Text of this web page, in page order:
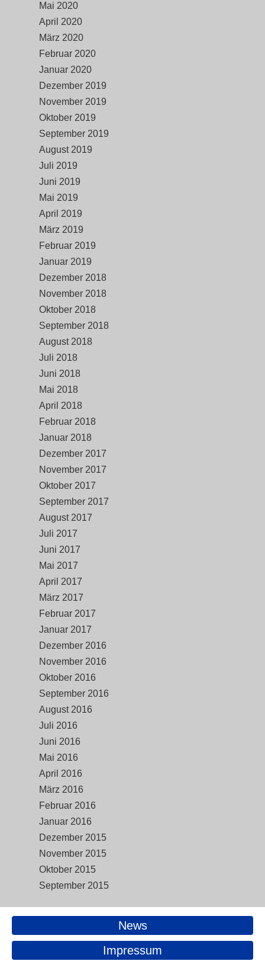
Mai 2020
April 2020
März 2020
Februar 2020
Januar 2020
Dezember 2019
November 2019
Oktober 2019
September 2019
August 2019
Juli 2019
Juni 2019
Mai 2019
April 2019
März 2019
Februar 2019
Januar 2019
Dezember 2018
November 2018
Oktober 2018
September 2018
August 2018
Juli 2018
Juni 2018
Mai 2018
April 2018
Februar 2018
Januar 2018
Dezember 2017
November 2017
Oktober 2017
September 2017
August 2017
Juli 2017
Juni 2017
Mai 2017
April 2017
März 2017
Februar 2017
Januar 2017
Dezember 2016
November 2016
Oktober 2016
September 2016
August 2016
Juli 2016
Juni 2016
Mai 2016
April 2016
März 2016
Februar 2016
Januar 2016
Dezember 2015
November 2015
Oktober 2015
September 2015
News
Impressum